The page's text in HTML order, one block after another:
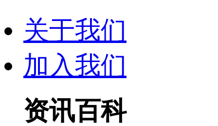
关于我们
加入我们
资讯百科